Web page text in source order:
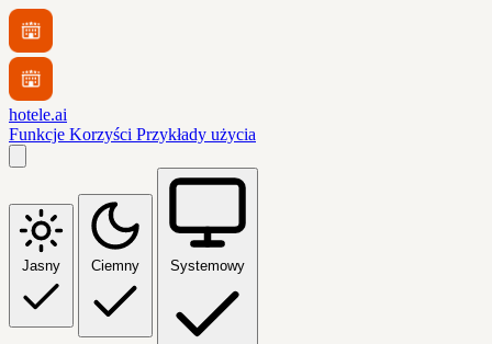
hotele.ai
Funkcje Korzyści Przykłady użycia
Jasny Ciemny Systemowy